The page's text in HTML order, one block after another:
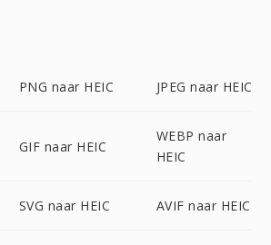
PNG naar HEIC JPEG naar HEIC
GIF naar HEIC
WEBP naar
HEIC
SVG naar HEIC AVIF naar HEIC